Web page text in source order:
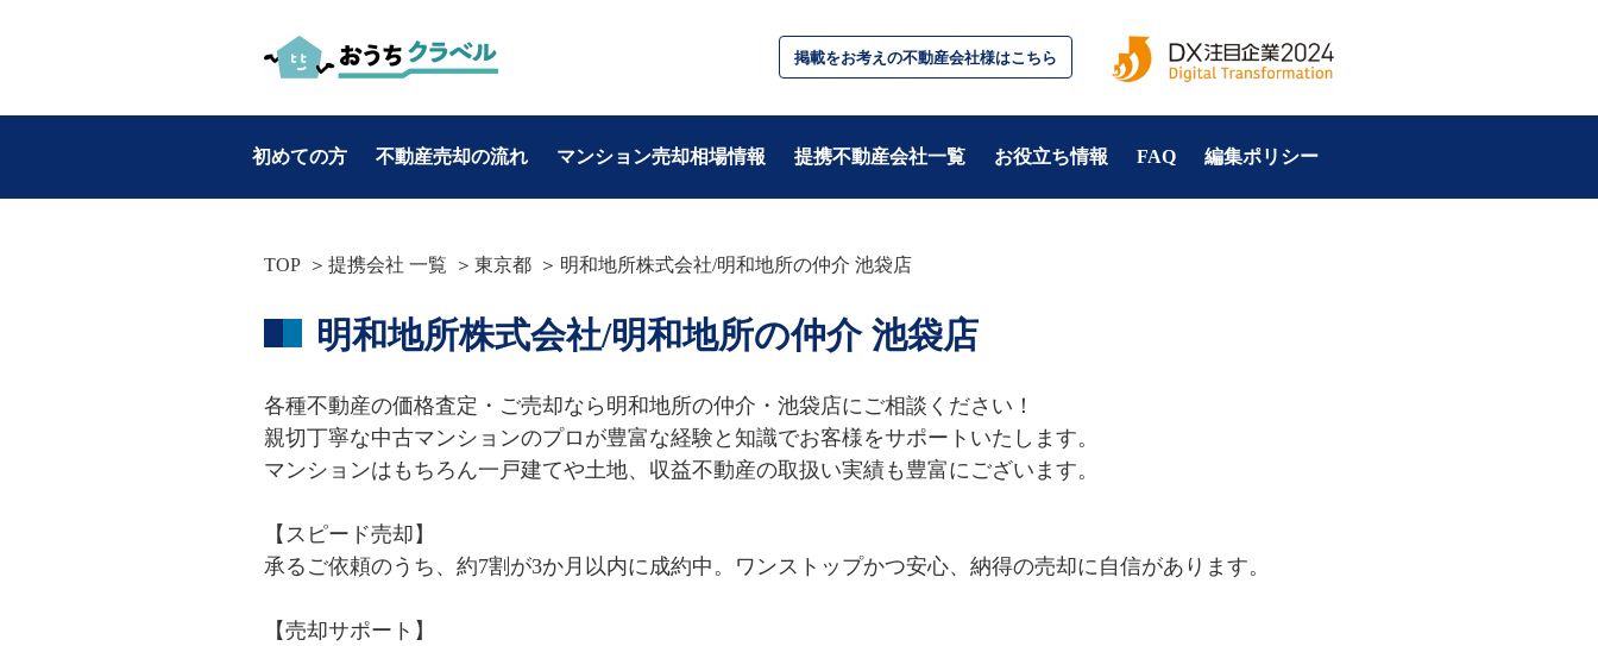
掲載をお考えの不動産会社様はこちら
初めての方 不動産売却の流れ マンション売却相場情報 提携不動産会社一覧 お役立ち情報
・不動産売却
・土地売却
・戸建て売却
・基礎知識
・税金/お金
・不動産用語
・住宅ローン
FAQ 編集ポリシー
TOP 提携会社 一覧 東京都 明和地所株式会社/明和地所の仲介 池袋店
明和地所株式会社/明和地所の仲介 池袋店
各種不動産の価格査定・ご売却なら明和地所の仲介・池袋店にご相談ください！
親切丁寧な中古マンションのプロが豊富な経験と知識でお客様をサポートいたします。
マンションはもちろん一戸建てや土地、収益不動産の取扱い実績も豊富にございます。
【スピード売却】
承るご依頼のうち、約7割が3か月以内に成約中。ワンストップかつ安心、納得の売却に自信があります。
【売却サポート】